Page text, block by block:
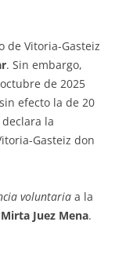
de Vitoria-Gasteiz
. Sin embargo,
de 2025
efecto la de 20
la
Gasteiz don
voluntaria a la
Juez Mena.